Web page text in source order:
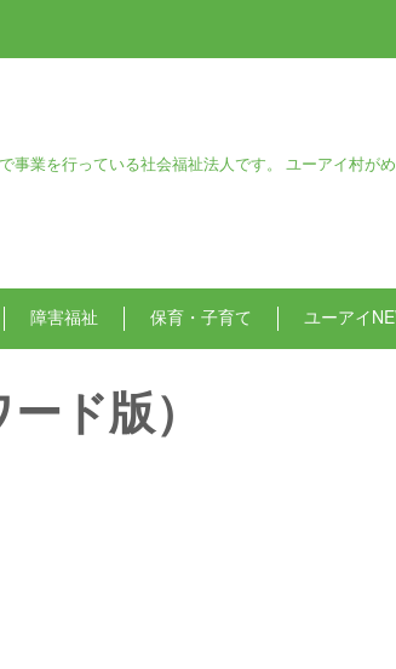
事業を行っている社会福祉法人です。 ユーアイ村
障害福祉 保育・子育て ユーアイ
ド版）